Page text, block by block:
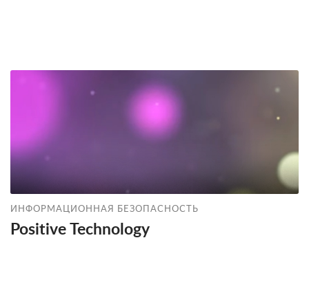
ИНФОРМАЦИОННАЯ БЕЗОПАСНОСТЬ
Positive Technology